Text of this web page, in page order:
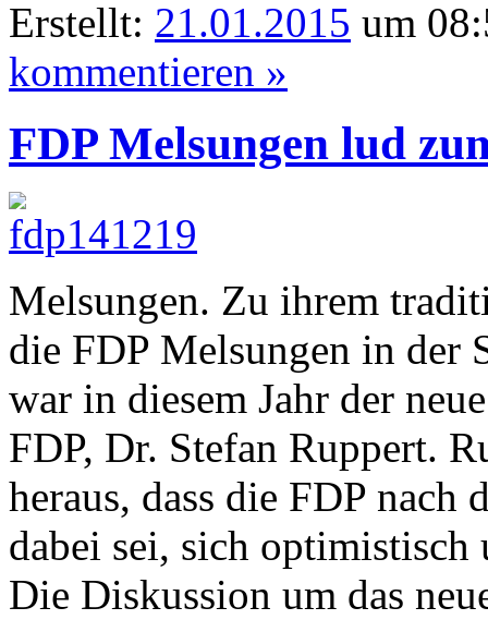
Erstellt: 21.01.2015 um
kommentieren »
FDP Melsungen lud
Melsungen. Zu ihrem
die FDP Melsungen in der
war in diesem Jahr der
FDP, Dr. Stefan Ruppert.
heraus, dass die FDP nach
dabei sei, sich
Die Diskussion um das